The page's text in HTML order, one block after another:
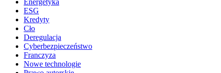
Energetyka
ESG
Kredyty
Cło
Deregulacja
Cyberbezpieczeństwo
Franczyza
Nowe technologie